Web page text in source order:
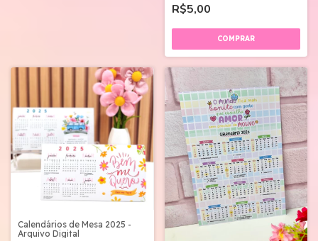
R$5,00
Calendários de Mesa 2025 -
Arquivo Digital